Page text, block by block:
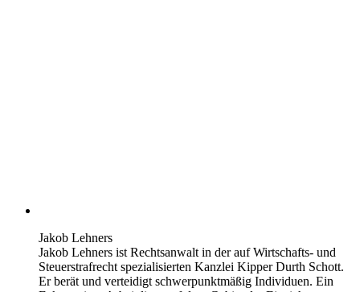
Jakob Lehners
Jakob Lehners ist Rechtsanwalt in der auf Wirtschafts- und
Steuerstrafrecht spezialisierten Kanzlei Kipper Durth Schott.
Er berät und verteidigt schwerpunktmäßig Individuen. Ein